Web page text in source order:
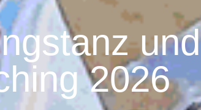
und
2026